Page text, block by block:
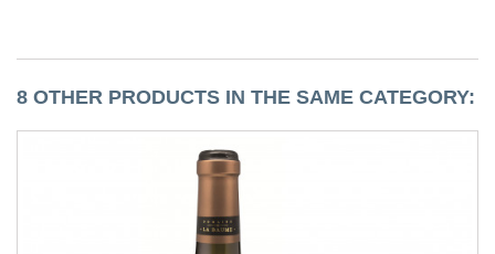
8 OTHER PRODUCTS IN THE SAME CATEGORY: